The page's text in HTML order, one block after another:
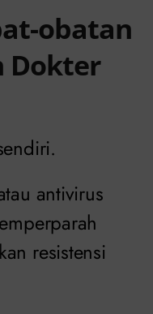
obatan
Dokter
antivirus
resistensi